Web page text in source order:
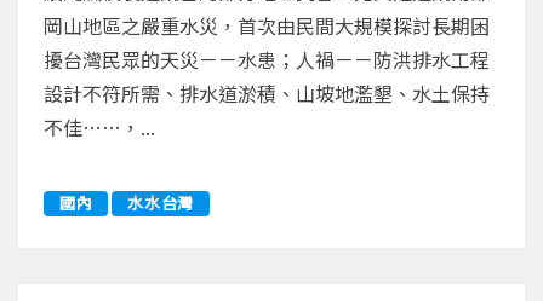
岡山地區之嚴重水災，首次由民間大規模探討長期困
擾台灣民眾的天災－－水患；人禍－－防洪排水工程
設計不符所需、排水道淤積、山坡地濫墾、水土保持
不佳……，...
國內 水水台灣